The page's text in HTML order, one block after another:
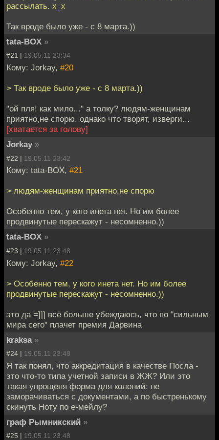
рассылать. х_х
Так вроде было уже - с 8 марта.))
tata-BOX »
#21 | 19.05.11 23:34
Кому: Jorkay, #20
> Так вроде было уже - с 8 марта.))
"ой пля! как мило..." а толку? людям-женщинам
приятно,не спорю. однако что творят, изверги...
[хватается за голову]
Jorkay »
#22 | 19.05.11 23:42
Кому: tata-BOX, #21
> людям-женщинам приятно,не спорю
Особенно тем, у кого инета нет. Но им более
продвинутые перескажут - несомненно.))
tata-BOX »
#23 | 19.05.11 23:48
Кому: Jorkay, #22
> Особенно тем, у кого инета нет. Но им более
продвинутые перескажут - несомненно.))
это да =]]] всё больше убеждаюсь, что по "сильным
мира сего" плачет премия Дарвина
kraksa »
#24 | 19.05.11 23:48
Я так понял, что аккредитация в качестве Посла -
это что-то типа учетной записи в ЖЖ? Или это
такая упрощеня форма для колоний: не
заморачиваться с документами, а по быстренькому
скинуть Ноту по е-мейлу?
граф Рымникский »
#25 | 19.05.11 23:48